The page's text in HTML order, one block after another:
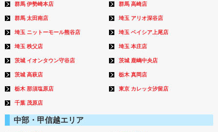
群馬 伊勢崎本店 群馬 高崎店
群馬 太田南店 埼玉 アリオ深谷店
埼玉 ニットーモール熊谷店 埼玉 ベイシア上尾店
埼玉 秩父店 埼玉 本庄店
茨城 イオンタウン守谷店 茨城 鹿嶋中央店
茨城 高萩店 栃木 真岡店
栃木 那須塩原店 東京 カレッタ汐留店
千葉 茂原店
中部・甲信越エリア